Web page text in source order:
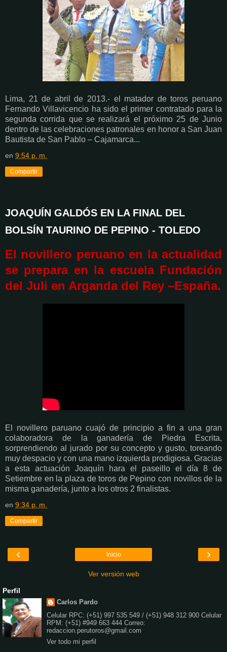
Lima, 21 de abril de 2013.- el matador de toros peruano
Fernando Villavicencio ha sido el primer contratado para la
segunda corrida que se realizará el próximo 25 de Junio
dentro de las celebraciones patronales en honor a San Juan
Bautista de San Pablo – Cajamarca...
en 9:54 p. m.
Compartir
JOAQUÍN GALDÓS EN LA FINAL DEL
BOLSÍN TAURINO DE PEPINO - TOLEDO
El novillero peruano en la actualidad
se prepara en la escuela Fundación
del Juli en Arganda del Rey –España.
El novillero paruano cuajó de principio a fin a una gran
colaboradora de la ganadería de Piedra Escrita,
sorprendiendo al jurado por su concepto y gusto, toreando
muy despacio y con una mano izquierda prodigiosa. Gracias
a esta actuación Joaquín hara el paseillo el día 8 de
Setiembre en la plaza de toros de Pepino con novillos de la
misma ganadería, junto a los otros 2 finalistas.
en 9:34 p. m.
Compartir
‹ ›
Inicio
Ver versión web
Perfil
Carlos Pardo
Celular RPC: (+51) 997 535 549 / (+51) 948 312 900 Celular
RPM: (+51) #949 663 444 Correo:
redaccion.perutoros@gmail.com
Ver todo mi perfil